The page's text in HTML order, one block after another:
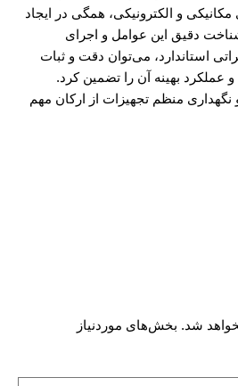
و الکترونیکی، همگی در ایجاد
دقیق این عوامل و اجرای
استاندارد، می‌توان دقت و ثبات
عملکرد بهینه آن را تضمین کرد.
نگهداری منظم تجهیزات از ارکان مهم
شد. بخش‌های موردنیاز